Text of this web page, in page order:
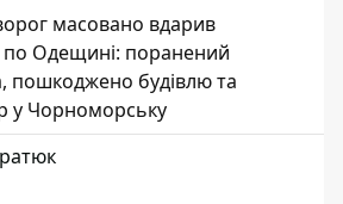
масовано вдарив
по Одещині: поранений
пошкоджено будівлю та
у Чорноморську